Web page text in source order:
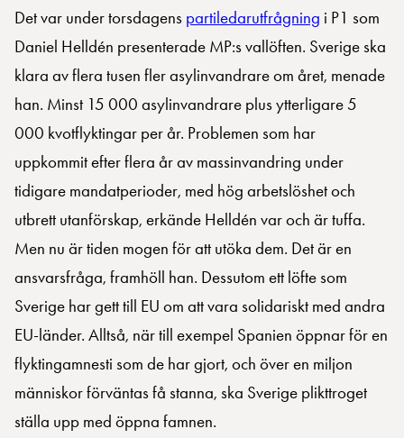
Det var under torsdagens partiledarutfrågning i P1 som
Daniel Helldén presenterade MP:s vallöften. Sverige ska
klara av flera tusen fler asylinvandrare om året, menade
han. Minst 15 000 asylinvandrare plus ytterligare 5
000 kvotflyktingar per år. Problemen som har
uppkommit efter flera år av massinvandring under
tidigare mandatperioder, med hög arbetslöshet och
utbrett utanförskap, erkände Helldén var och är tuffa.
Men nu är tiden mogen för att utöka dem. Det är en
ansvarsfråga, framhöll han. Dessutom ett löfte som
Sverige har gett till EU om att vara solidariskt med andra
EU-länder. Alltså, när till exempel Spanien öppnar för en
flyktingamnesti som de har gjort, och över en miljon
människor förväntas få stanna, ska Sverige plikttroget
ställa upp med öppna famnen.